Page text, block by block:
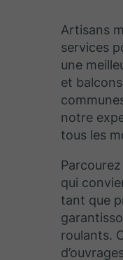
Artisans
services
une
et
notre
tous les
qui
tant que
roulants.